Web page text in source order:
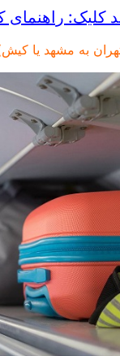
کلیک: راهنمای
تهران به مشهد یا